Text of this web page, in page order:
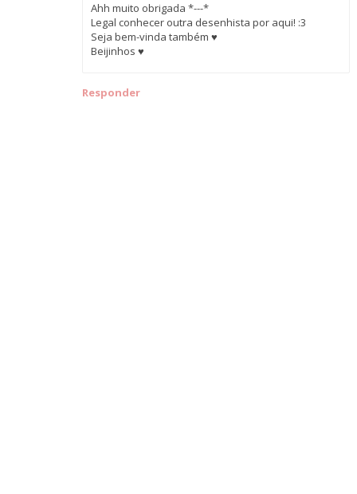
Ahh muito obrigada *---*
Legal conhecer outra desenhista por aqui! :3
Seja bem-vinda também ♥
Beijinhos ♥
Responder